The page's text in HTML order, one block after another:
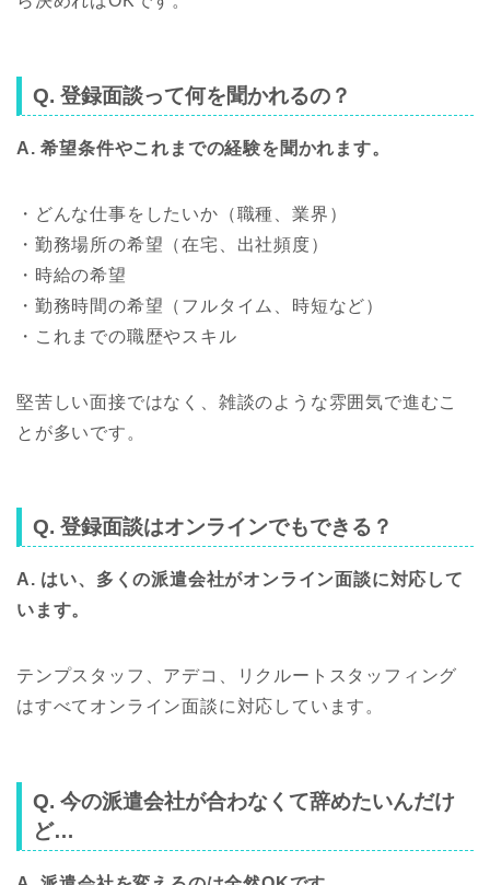
Q. 登録面談って何を聞かれるの？
A. 希望条件やこれまでの経験を聞かれます。
・どんな仕事をしたいか（職種、業界）
・勤務場所の希望（在宅、出社頻度）
・時給の希望
・勤務時間の希望（フルタイム、時短など）
・これまでの職歴やスキル
堅苦しい面接ではなく、雑談のような雰囲気で進むこ
とが多いです。
Q. 登録面談はオンラインでもできる？
A. はい、多くの派遣会社がオンライン面談に対応して
います。
テンプスタッフ、アデコ、リクルートスタッフィング
はすべてオンライン面談に対応しています。
Q. 今の派遣会社が合わなくて辞めたいんだけ
ど…